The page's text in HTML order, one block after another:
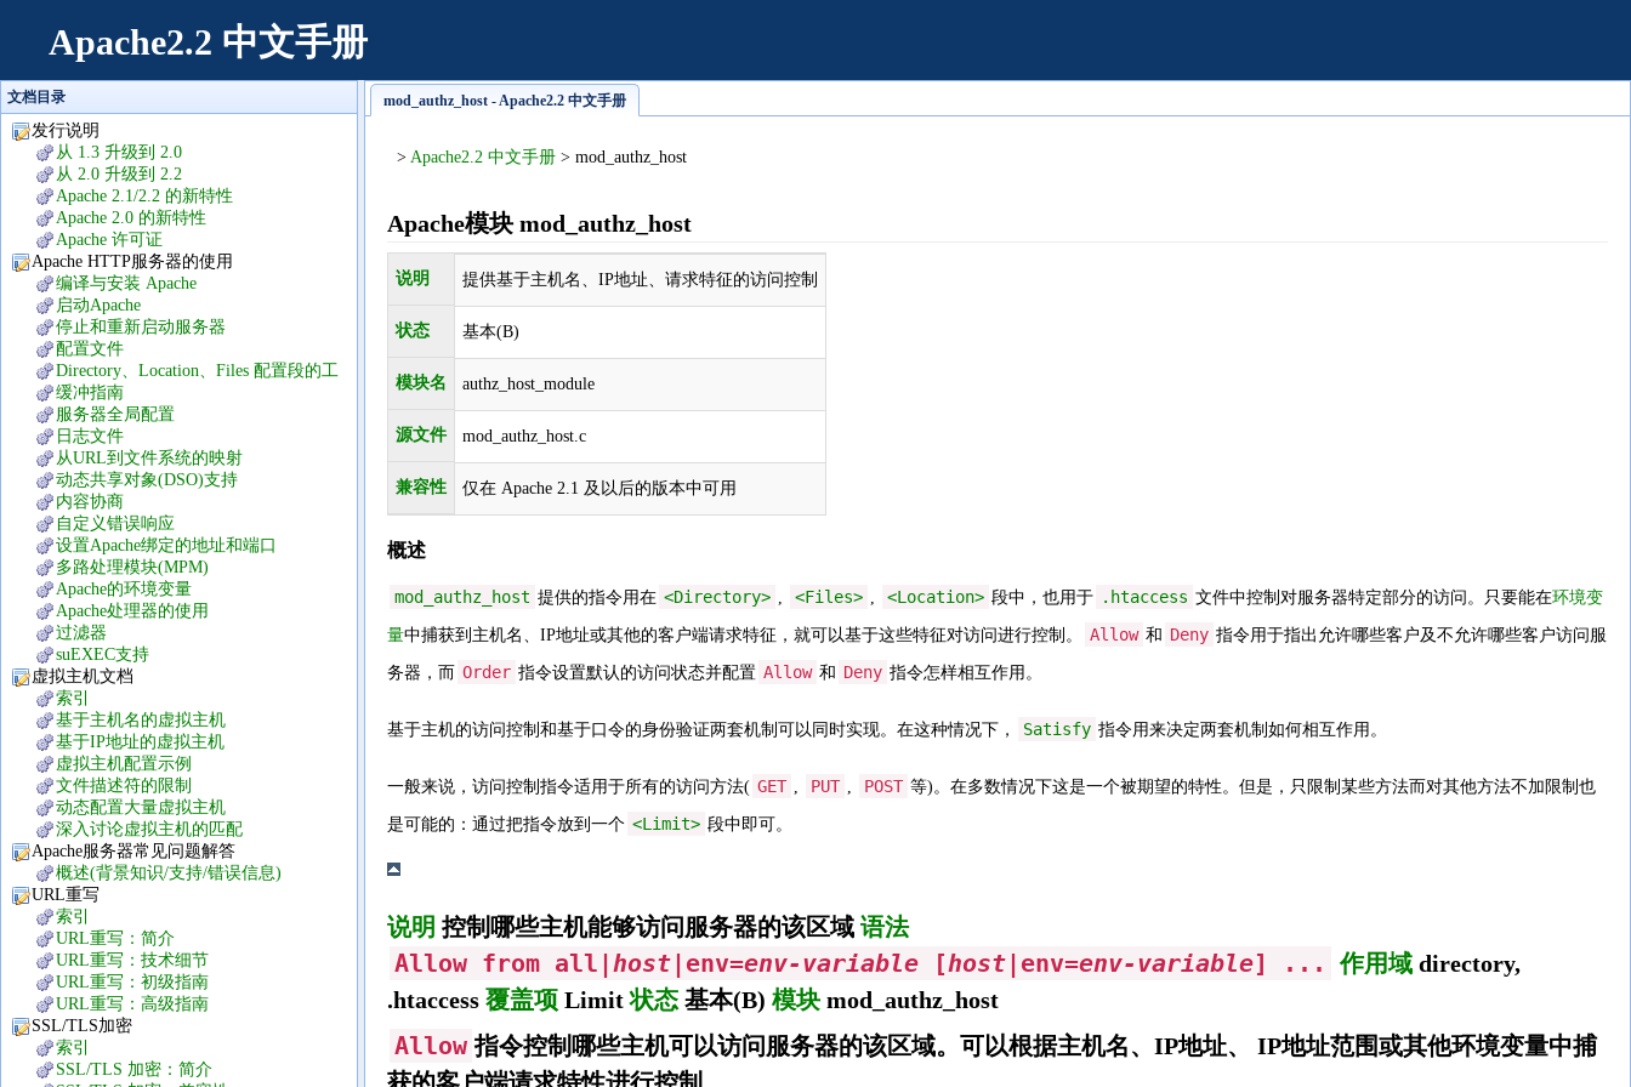
Apache2.2 中文手册
文档目录
发行说明
从 1.3 升级到 2.0
从 2.0 升级到 2.2
Apache 2.1/2.2 的新特性
Apache 2.0 的新特性
Apache 许可证
Apache HTTP服务器的使用
编译与安装 Apache
启动Apache
停止和重新启动服务器
配置文件
Directory、Location、Files 配置段的工
作方式
缓冲指南
服务器全局配置
日志文件
从URL到文件系统的映射
动态共享对象(DSO)支持
内容协商
自定义错误响应
设置Apache绑定的地址和端口
多路处理模块(MPM)
Apache的环境变量
Apache处理器的使用
过滤器
suEXEC支持
虚拟主机文档
索引
基于主机名的虚拟主机
基于IP地址的虚拟主机
虚拟主机配置示例
文件描述符的限制
动态配置大量虚拟主机
深入讨论虚拟主机的匹配
Apache服务器常见问题解答
概述(背景知识/支持/错误信息)
URL重写
索引
URL重写：简介
URL重写：技术细节
URL重写：初级指南
URL重写：高级指南
SSL/TLS加密
索引
SSL/TLS 加密：简介
mod_authz_host - Apache2.2 中文手册
> Apache2.2 中文手册 > mod_authz_host
Apache模块 mod_authz_host
说明 提供基于主机名、IP地址、请求特征的访问控制
状态 基本(B)
模块名 authz_host_module
源文件 mod_authz_host.c
兼容性 仅在 Apache 2.1 及以后的版本中可用
概述
mod_authz_host 提供的指令用在 <Directory> , <Files> , <Location> 段中，也用于 .htaccess 文件中控制对服务器特定部分的访问。只要能在环境变
量中捕获到主机名、IP地址或其他的客户端请求特征，就可以基于这些特征对访问进行控制。 Allow 和 Deny 指令用于指出允许哪些客户及不允许哪些客户访问服
务器，而 Order 指令设置默认的访问状态并配置 Allow 和 Deny 指令怎样相互作用。
基于主机的访问控制和基于口令的身份验证两套机制可以同时实现。在这种情况下， Satisfy 指令用来决定两套机制如何相互作用。
一般来说，访问控制指令适用于所有的访问方法( GET , PUT , POST 等)。在多数情况下这是一个被期望的特性。但是，只限制某些方法而对其他方法不加限制也
是可能的：通过把指令放到一个 <Limit> 段中即可。
说明 控制哪些主机能够访问服务器的该区域 语法
Allow from all|host |env=env-variable [host |env=env-variable] ... 作用域 directory,
.htaccess 覆盖项 Limit状态 基本(B) 模块 mod_authz_host
Allow 指令控制哪些主机可以访问服务器的该区域。可以根据主机名、IP地址、 IP地址范围或其他环境变量中捕